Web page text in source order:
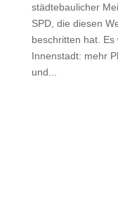
städtebaulicher
SPD, die diesen
beschritten hat.
Innenstadt: mehr
und...